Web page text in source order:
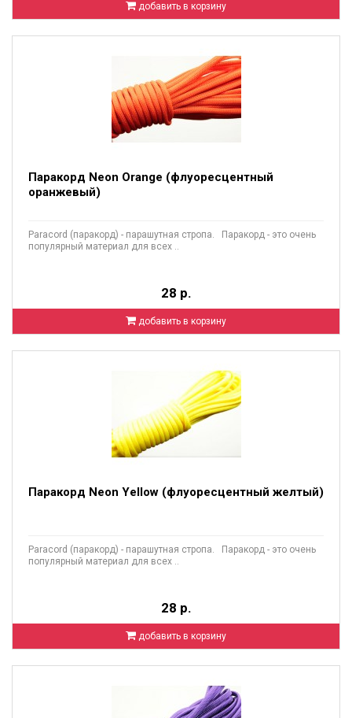
добавить в корзину
Паракорд Neon Orange (флуоресцентный
оранжевый)
Paracord (паракорд) - парашутная стропа. Паракорд - это очень
популярный материал для всех ..
28 р.
добавить в корзину
Паракорд Neon Yellow (флуоресцентный желтый)
Paracord (паракорд) - парашутная стропа. Паракорд - это очень
популярный материал для всех ..
28 р.
добавить в корзину